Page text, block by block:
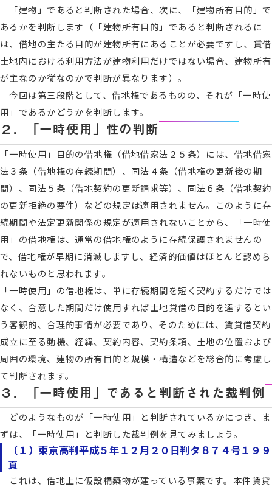
「建物」であると判断された場合、次に、「建物所有目的」で
あるかを判断します（「建物所有目的」であると判断されるに
は、借地の主たる目的が建物所有にあることが必要ですし、賃借
土地内における利用方法が建物利用だけではない場合、建物所有
が主なのか従なのかで判断が異なります）。
今回は第三段階として、借地権であるものの、それが「一時使
用」であるかどうかを判断します。
２．「一時使用」性の判断
「一時使用」目的の借地権（借地借家法２５条）には、借地借家
法３条（借地権の存続期間）、同法４条（借地権の更新後の期
間）、同法５条（借地契約の更新請求等）、同法６条（借地契約
の更新拒絶の要件）などの規定は適用されません。このように存
続期間や法定更新関係の規定が適用されないことから、「一時使
用」の借地権は、通常の借地権のように存続保護されませんの
で、借地権が早期に消滅しますし、経済的価値はほとんど認めら
れないものと思われます。
「一時使用」の借地権は、単に存続期間を短く契約するだけでは
なく、合意した期間だけ使用すれば土地貸借の目的を達するとい
う客観的、合理的事情が必要であり、そのためには、賃貸借契約
成立に至る動機、経緯、契約内容、契約条項、土地の位置および
周囲の環境、建物の所有目的と規模・構造などを総合的に考慮し
て判断されます。
３．「一時使用」であると判断された裁判例
どのようなものが「一時使用」と判断されているかにつき、ま
ずは、「一時使用」と判断した裁判例を見てみましょう。
（１）東京高判平成５年１２月２０日判タ８７４号１９９
頁
これは、借地上に仮設構築物が建っている事案です。本件賃貸